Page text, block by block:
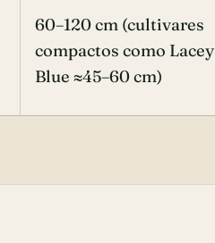
60–120 cm (cultivares
compactos como Lacey
Blue ≈45–60 cm)